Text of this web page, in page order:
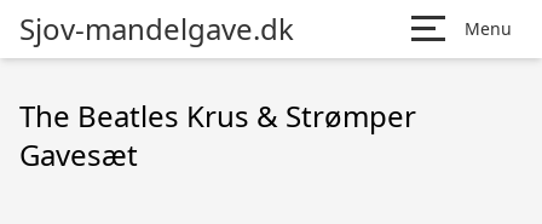
Sjov-mandelgave.dk Menu
The Beatles Krus & Strømper
Gavesæt